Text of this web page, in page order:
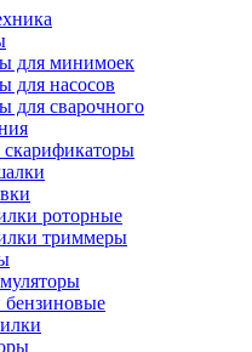
для минимоек
для насосов
для сварочного
роторные
триммеры
бензиновые